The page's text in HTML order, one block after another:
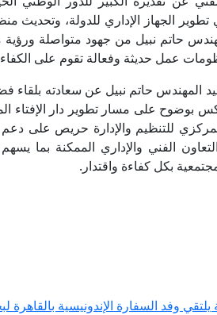
تطوير الجهاز الإداري للدولة، وتحديث
حاتم نبيل من جهود متواصلة
عمل حديثة وفعالة تقوم على
المهندس حاتم نبيل عن سعادته
بوضوح على مسار تطوير دار الإفتاء
للتنظيم والإدارة حريص على دعم
الفني والإداري الممكنة بما
بكل كفاءة واقتدار.
وفد السفارة الإندونيسية